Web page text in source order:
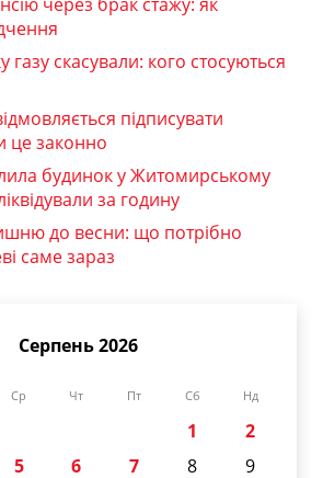
газу скасували: кого стосуються
підписувати
це законно
будинок у Житомирському
за годину
до весни: що потрібно
саме зараз
Серпень 2026
Ср Чт Пт Сб Нд
1
2
5 6 7 8
9